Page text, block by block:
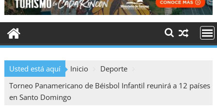
Usted está aquí Inicio
Deporte
Torneo Panamericano de Béisbol Infantil reunirá a 12 países
en Santo Domingo